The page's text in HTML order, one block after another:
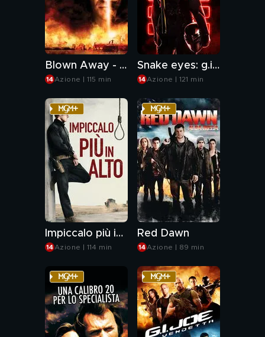
Blown Away - Follia esplosiva
Azione | 115 min
Snake eyes: g.i. joe le origini
Azione | 121 min
Impiccalo più in alto
Azione | 114 min
Red Dawn
Azione | 89 min